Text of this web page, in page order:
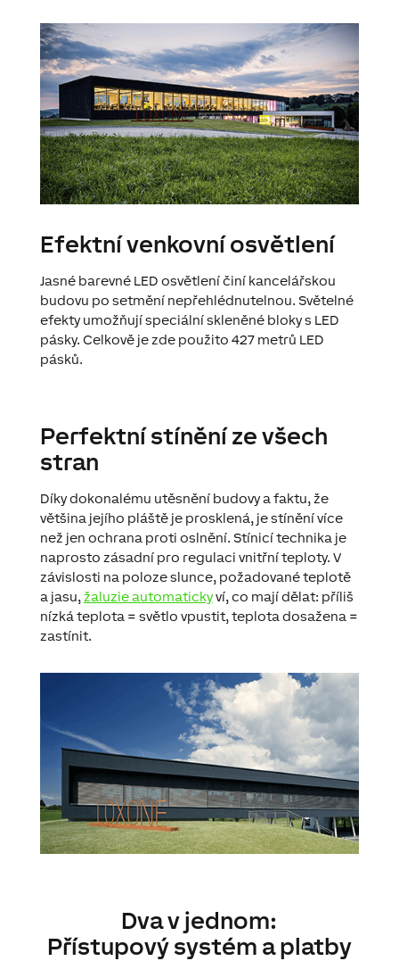
Efektní venkovní osvětlení
Jasné barevné LED osvětlení činí kancelářskou
budovu po setmění nepřehlédnutelnou. Světelné
efekty umožňují speciální skleněné bloky s LED
pásky. Celkově je zde použito 427 metrů LED
pásků.
Perfektní stínění ze všech
stran
Díky dokonalému utěsnění budovy a faktu, že
většina jejího pláště je prosklená, je stínění více
než jen ochrana proti oslnění. Stínicí technika je
naprosto zásadní pro regulaci vnitřní teploty. V
závislosti na poloze slunce, požadované teplotě
a jasu, žaluzie automatickyví, co mají dělat: příliš
nízká teplota = světlo vpustit, teplota dosažena =
zastínit.
Dva v jednom:
Přístupový systém a platby